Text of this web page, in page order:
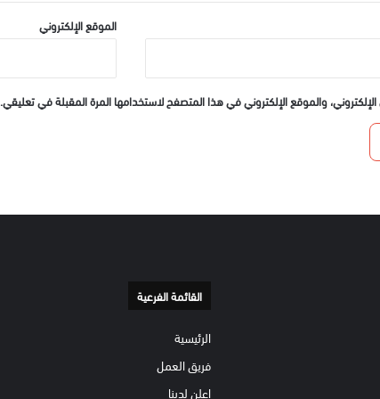
الموقع الإلكتروني
والموقع الإلكتروني في هذا المتصفح لاستخدامها المرة المقبلة في تعليقي.
القائمة الفرعية
الرئيسية
فريق العمل
إعلن لدينا